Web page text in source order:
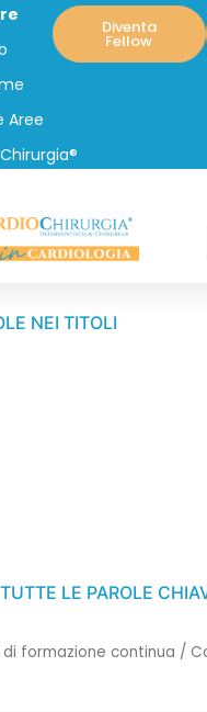
Aree
Diventa
Fellow
NEI TITOLI
LE PAROLE
di formazione continua /